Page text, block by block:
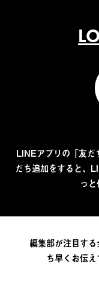
LINEアプリの「友
だち追加をすると、
っ
編集部が注目す
ち早くお伝